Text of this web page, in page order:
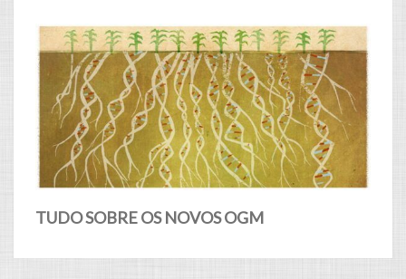
TUDO SOBRE OS NOVOS OGM